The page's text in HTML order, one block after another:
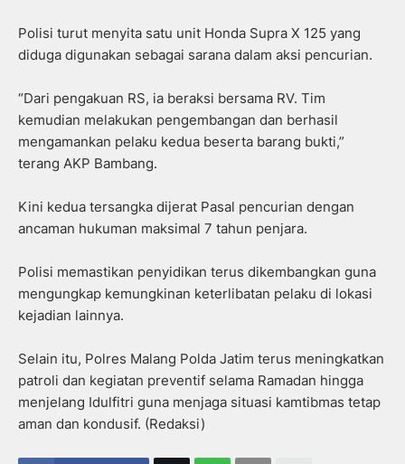
Polisi turut menyita satu unit Honda Supra X 125 yang
diduga digunakan sebagai sarana dalam aksi pencurian.
“Dari pengakuan RS, ia beraksi bersama RV. Tim
kemudian melakukan pengembangan dan berhasil
mengamankan pelaku kedua beserta barang bukti,”
terang AKP Bambang.
Kini kedua tersangka dijerat Pasal pencurian dengan
ancaman hukuman maksimal 7 tahun penjara.
Polisi memastikan penyidikan terus dikembangkan guna
mengungkap kemungkinan keterlibatan pelaku di lokasi
kejadian lainnya.
Selain itu, Polres Malang Polda Jatim terus meningkatkan
patroli dan kegiatan preventif selama Ramadan hingga
menjelang Idulfitri guna menjaga situasi kamtibmas tetap
aman dan kondusif. (Redaksi)